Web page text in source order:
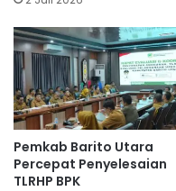
Pemkab Barito Utara
Percepat Penyelesaian
TLRHP BPK